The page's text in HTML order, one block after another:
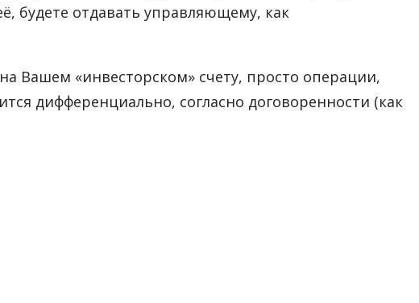
будете отдавать управляющему, как
Вашем «инвесторском» счету, просто операции,
дифференциально, согласно договоренности (как